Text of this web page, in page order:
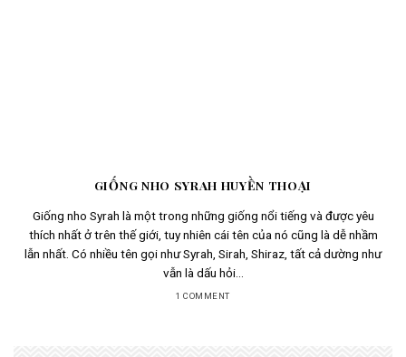
GIỐNG NHO SYRAH HUYỀN THOẠI
Giống nho Syrah là một trong những giống nổi tiếng và được yêu
thích nhất ở trên thế giới, tuy nhiên cái tên của nó cũng là dễ nhầm
lẫn nhất. Có nhiều tên gọi như Syrah, Sirah, Shiraz, tất cả dường như
vẫn là dấu hỏi...
1 COMMENT